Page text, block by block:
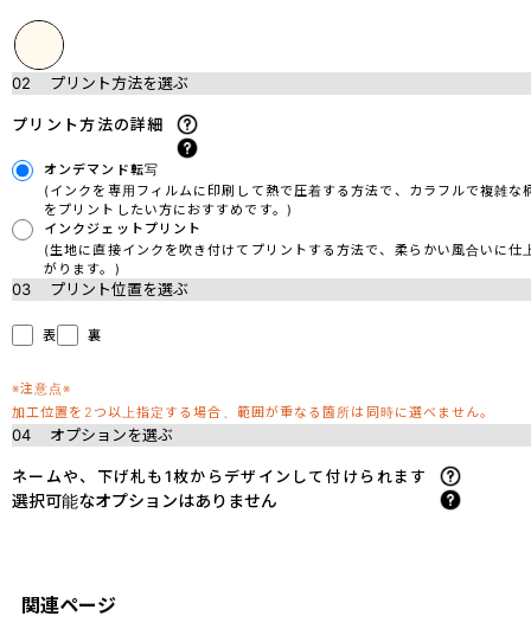
02 プリント方法を選ぶ
プリント方法の詳細
オンデマンド転写
(インクを専用フィルムに印刷して熱で圧着する方法で、カラフルで複雑な
をプリントしたい方におすすめです。)
インクジェットプリント
(生地に直接インクを吹き付けてプリントする方法で、柔らかい風合いに仕
がります。)
03 プリント位置を選ぶ
表 裏
※注意点※
加工位置を2つ以上指定する場合、範囲が重なる箇所は同時に選べません。
04 オプションを選ぶ
ネームや、下げ札も1枚からデザインして付けられます
選択可能なオプションはありません
関連ページ